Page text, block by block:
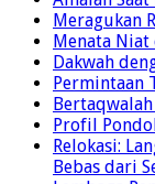
Amalan
Meragukan
Menata Niat
Dakwah
Permintaan
Profil
Relokasi: